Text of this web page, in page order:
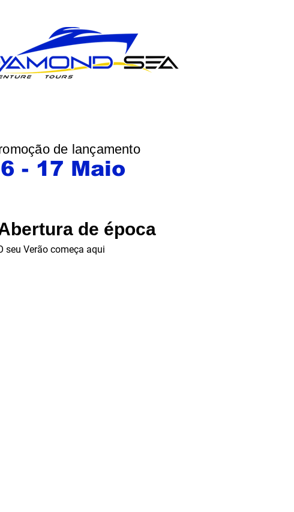
de época
seu Verão começa aqui
- 17 Maio
de lançamento